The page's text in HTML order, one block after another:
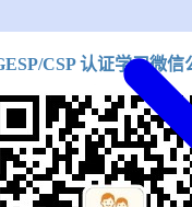
CSP 认证学习微信